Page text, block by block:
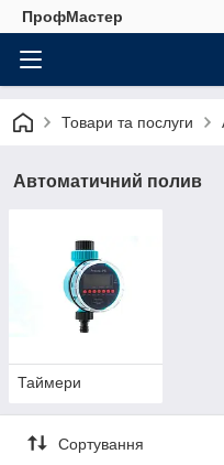
ПрофМастер
Товари та послуги
Автоматичний полив
Таймери
Сортування